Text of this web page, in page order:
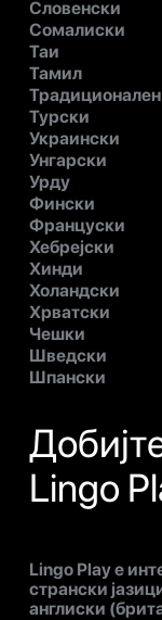
Словенски
Сомалиски
Таи
Тамил
Турски
Украински
Унгарски
Урду
Фински
Француски
Хебрејски
Хинди
Холандски
Хрватски
Чешки
Шведски
Шпански
Lingo
Lingo Play е
странски
англиски